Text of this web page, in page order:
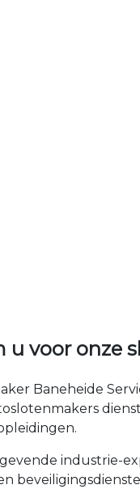
u voor onze
Baneheide
industrie-